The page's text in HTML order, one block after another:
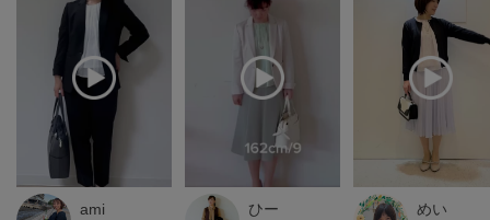
ami ひー めい